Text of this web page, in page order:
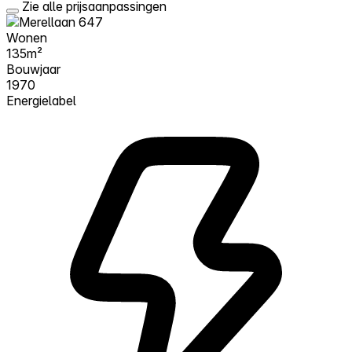
Zie alle prijsaanpassingen
Wonen
135m²
Bouwjaar
1970
Energielabel